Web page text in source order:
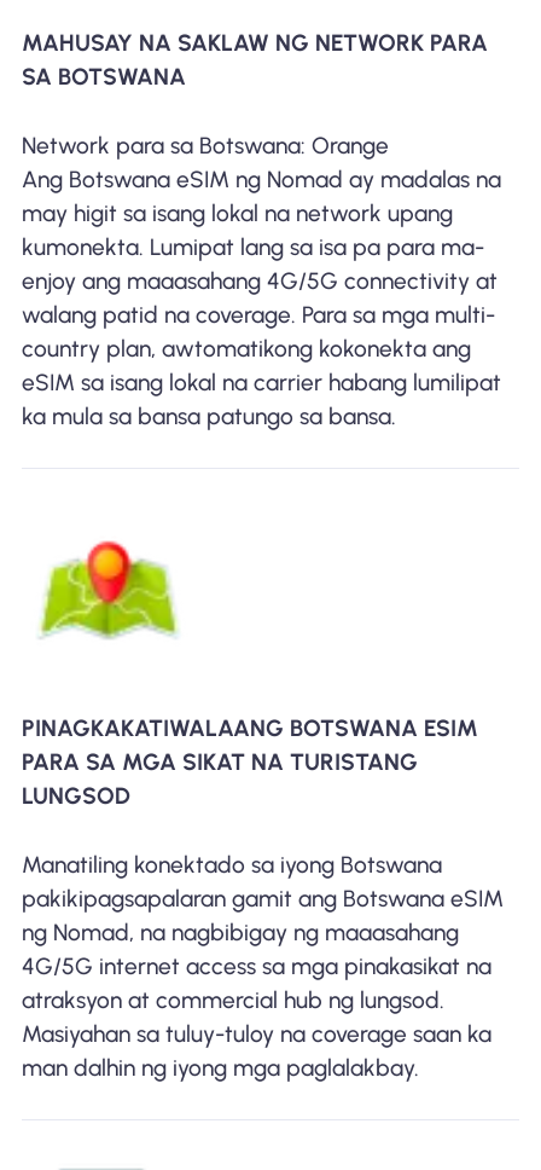
MAHUSAY NA SAKLAW NG NETWORK PARA
SA BOTSWANA
Network para sa Botswana: Orange
Ang Botswana eSIM ng Nomad ay madalas na
may higit sa isang lokal na network upang
kumonekta. Lumipat lang sa isa pa para ma-
enjoy ang maaasahang 4G/5G connectivity at
walang patid na coverage. Para sa mga multi-
country plan, awtomatikong kokonekta ang
eSIM sa isang lokal na carrier habang lumilipat
ka mula sa bansa patungo sa bansa.
PINAGKAKATIWALAANG BOTSWANA ESIM
PARA SA MGA SIKAT NA TURISTANG
LUNGSOD
Manatiling konektado sa iyong Botswana
pakikipagsapalaran gamit ang Botswana eSIM
ng Nomad, na nagbibigay ng maaasahang
4G/5G internet access sa mga pinakasikat na
atraksyon at commercial hub ng lungsod.
Masiyahan sa tuluy-tuloy na coverage saan ka
man dalhin ng iyong mga paglalakbay.